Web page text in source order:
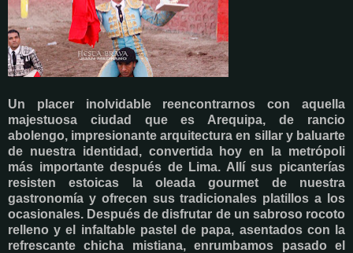
Un placer inolvidable reencontrarnos con aquella
majestuosa ciudad que es Arequipa, de rancio
abolengo, impresionante arquitectura en sillar y baluarte
de nuestra identidad, convertida hoy en la metrópoli
más importante después de Lima. Allí sus picanterías
resisten estoicas la oleada gourmet de nuestra
gastronomía y ofrecen sus tradicionales platillos a los
ocasionales. Después de disfrutar de un sabroso rocoto
relleno y el infaltable pastel de papa, asentados con la
refrescante chicha mistiana, enrumbamos pasado el